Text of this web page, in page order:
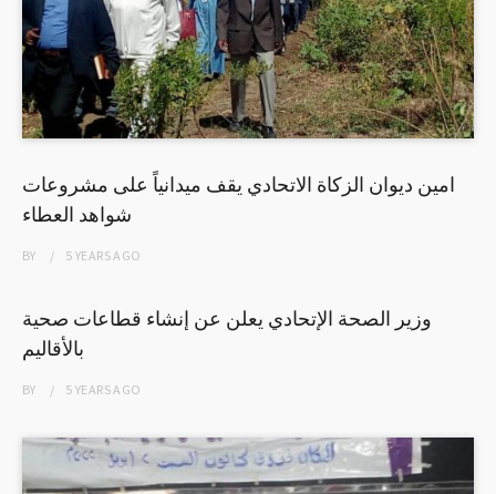
امين ديوان الزكاة الاتحادي يقف ميدانياً على مشروعات
شواهد العطاء
BY 5 YEARSAGO
وزير الصحة الإتحادي يعلن عن إنشاء قطاعات صحية
بالأقاليم
BY 5 YEARSAGO